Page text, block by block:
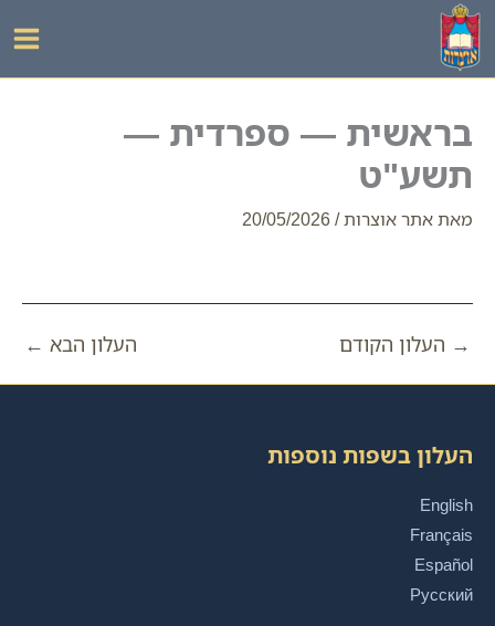
דילוג
לתוכן
בראשית — ספרדית —
תשע"ט
מאתאתר אוצרות/
20/05/2026
→ העלון הקודם העלון הבא ←
העלון בשפות נוספות
English
Français
Español
Русский